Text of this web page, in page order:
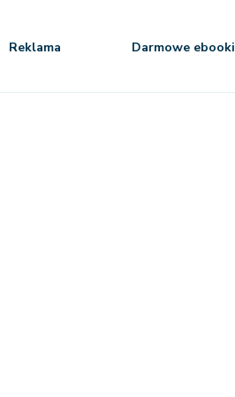
Reklama Darmowe ebooki